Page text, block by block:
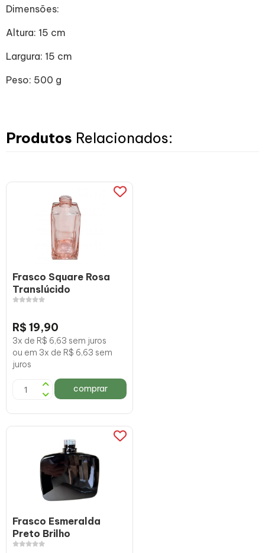
Dimensões:
Altura: 15 cm
Largura: 15 cm
Peso: 500 g
Produtos Relacionados:
Frasco Square Rosa
Translúcido
R$ 19,90
3x de R$ 6,63 sem juros
ou em 3x de R$ 6,63 sem
juros
comprar
Frasco Esmeralda
Preto Brilho